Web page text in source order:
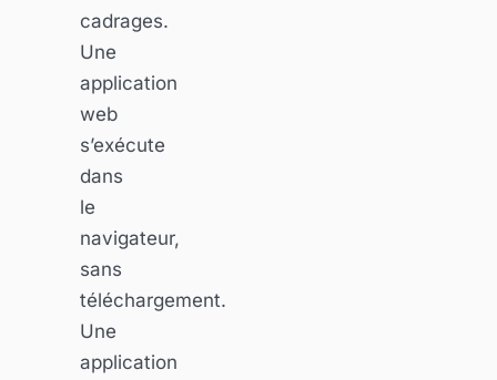
cadrages.
Une
application
web
s’exécute
dans
le
navigateur,
sans
téléchargement.
Une
application